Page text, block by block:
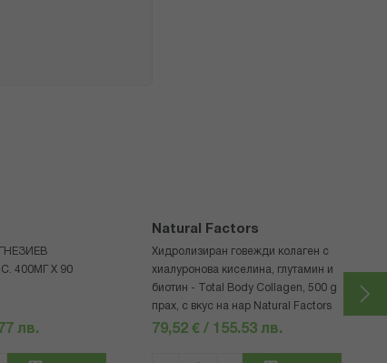
400МГ Х 90
лв.
Natural Factors
Хидролизиран говежди колаген с
хиалуронова киселина, глутамин и
биотин - Total Body Collagen, 500 g
прах, с вкус на нар Natural Factors
79,52 € / 155.53 лв.